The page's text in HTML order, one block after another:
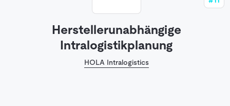
Herstellerunabhängige
Intralogistikplanung
HOLA Intralogistics